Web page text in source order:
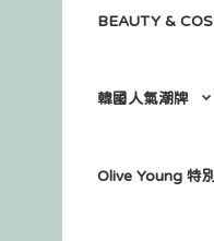
BEAUTY &
韓國人氣潮牌
Olive Young 特